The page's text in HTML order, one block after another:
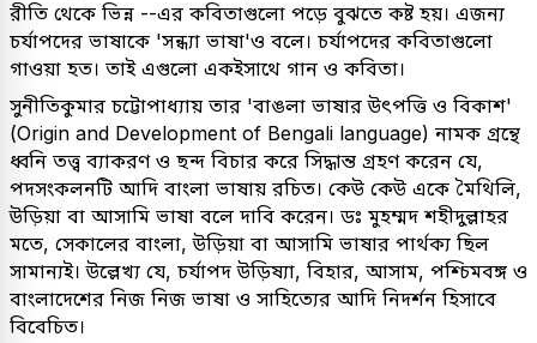
রীতি থেকে ভিন্ন --এর কবিতাগুলো পড়ে বুঝতে কষ্ট হয়। এজন্য
চর্যাপদের ভাষাকে 'সন্ধ্যা ভাষা'ও বলে। চর্যাপদের কবিতাগুলো
গাওয়া হত। তাই এগুলো একইসাথে গান ও কবিতা।
সুনীতিকুমার চট্টোপাধ্যায় তার 'বাঙলা ভাষার উৎপত্তি ও বিকাশ'
(Origin and Development of Bengali language) নামক গ্রন্থে
ধ্বনি তত্ত্ব ব্যাকরণ ও ছন্দ বিচার করে সিদ্ধান্ত গ্রহণ করেন যে,
পদসংকলনটি আদি বাংলা ভাষায় রচিত। কেউ কেউ একে মৈথিলি,
উড়িয়া বা আসামি ভাষা বলে দাবি করেন। ডঃ মুহম্মদ শহীদুল্লাহর
মতে, সেকালের বাংলা, উড়িয়া বা আসামি ভাষার পার্থক্য ছিল
সামান্যই। উল্লেখ্য যে, চর্যাপদ উড়িষ্যা, বিহার, আসাম, পশ্চিমবঙ্গ ও
বাংলাদেশের নিজ নিজ ভাষা ও সাহিত্যের আদি নিদর্শন হিসাবে
বিবেচিত।